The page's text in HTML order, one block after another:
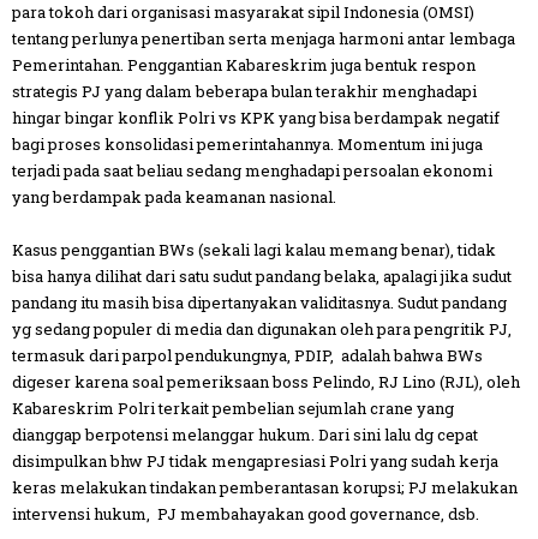
para tokoh dari organisasi masyarakat sipil Indonesia (OMSI)
tentang perlunya penertiban serta menjaga harmoni antar lembaga
Pemerintahan. Penggantian Kabareskrim juga bentuk respon
strategis PJ yang dalam beberapa bulan terakhir menghadapi
hingar bingar konflik Polri vs KPK yang bisa berdampak negatif
bagi proses konsolidasi pemerintahannya. Momentum ini juga
terjadi pada saat beliau sedang menghadapi persoalan ekonomi
yang berdampak pada keamanan nasional.
Kasus penggantian BWs (sekali lagi kalau memang benar), tidak
bisa hanya dilihat dari satu sudut pandang belaka, apalagi jika sudut
pandang itu masih bisa dipertanyakan validitasnya. Sudut pandang
yg sedang populer di media dan digunakan oleh para pengritik PJ,
termasuk dari parpol pendukungnya, PDIP, adalah bahwa BWs
digeser karena soal pemeriksaan boss Pelindo, RJ Lino (RJL), oleh
Kabareskrim Polri terkait pembelian sejumlah crane yang
dianggap berpotensi melanggar hukum. Dari sini lalu dg cepat
disimpulkan bhw PJ tidak mengapresiasi Polri yang sudah kerja
keras melakukan tindakan pemberantasan korupsi; PJ melakukan
intervensi hukum, PJ membahayakan good governance, dsb.